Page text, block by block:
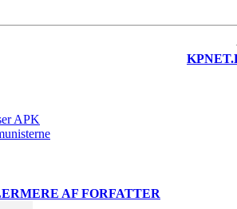
APK
MERE AF FORFATTER